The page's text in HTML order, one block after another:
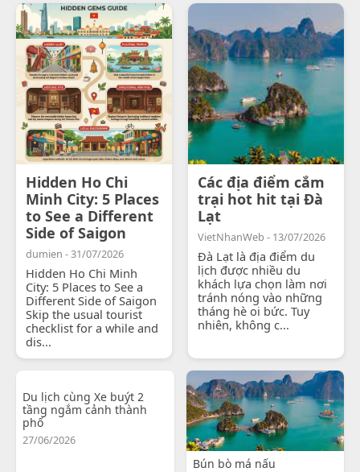
Hidden Ho Chi
Minh City: 5 Places
to See a Different
Side of Saigon
dumien - 31/07/2026
Hidden Ho Chi Minh
City: 5 Places to See a
Different Side of Saigon
Skip the usual tourist
checklist for a while and
dis...
Các địa điểm cắm
trại hot hit tại Đà
Lạt
VietNhanWeb - 13/07/2026
Đà Lạt là địa điểm du
lịch được nhiều du
khách lựa chọn làm nơi
tránh nóng vào những
tháng hè oi bức. Tuy
nhiên, không c...
Du lịch cùng Xe buýt 2
tầng ngắm cảnh thành
phố
27/06/2026
Bún bò má nấu